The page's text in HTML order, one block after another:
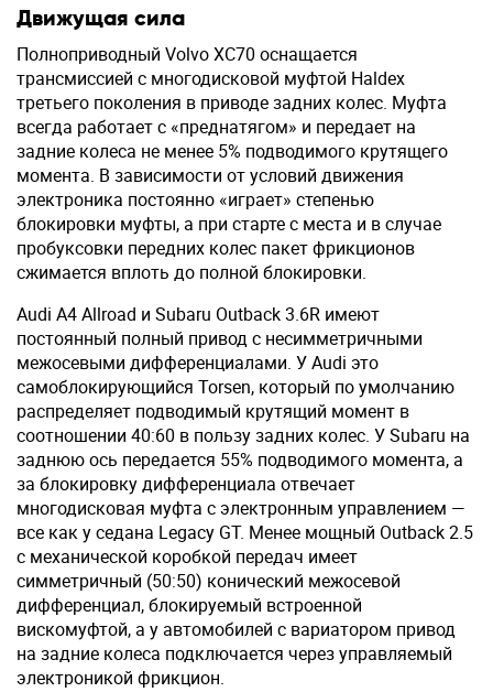
Движущая сила
Полноприводный Volvo XC70 оснащается
трансмиссией с многодисковой муфтой Haldex
третьего поколения в приводе задних колес. Муфта
всегда работает с «преднатягом» и передает на
задние колеса не менее 5% подводимого крутящего
момента. В зависимости от условий движения
электроника постоянно «играет» степенью
блокировки муфты, а при старте с места и в случае
пробуксовки передних колес пакет фрикционов
сжимается вплоть до полной блокировки.
Audi A4 Allroad и Subaru Outback 3.6R имеют
постоянный полный привод с несимметричными
межосевыми дифференциалами. У Audi это
самоблокирующийся Torsen, который по умолчанию
распределяет подводимый крутящий момент в
соотношении 40:60 в пользу задних колес. У Subaru на
заднюю ось передается 55% подводимого момента, а
за блокировку дифференциала отвечает
многодисковая муфта с электронным управлением —
все как у седана Legacy GT. Менее мощный Outback 2.5
с механической коробкой передач имеет
симметричный (50:50) конический межосевой
дифференциал, блокируемый встроенной
вискомуфтой, а у автомобилей с вариатором привод
на задние колеса подключается через управляемый
электроникой фрикцион.